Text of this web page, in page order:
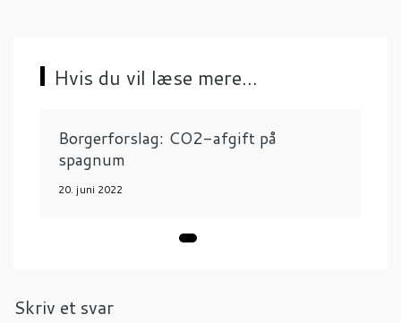
o
Hvis du vil læse mere...
Borgerforslag: CO2-afgift på
spagnum
20. juni 2022
Skriv et svar